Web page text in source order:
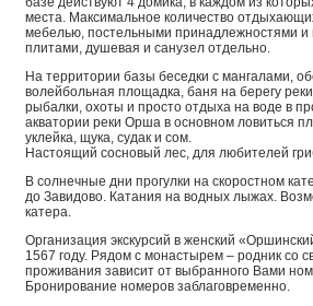
места. Максимальное количество
мебелью, постельными принадлежностями и
плитами, душевая и санузел отдельно.
На территории базы беседки с мангалами,
волейбольная площадка, баня на берегу
рыбалки, охоты и просто отдыха на воде в
акватории реки Орша в основном ловиться
уклейка, щука, судак и сом.
Настоящий сосновый лес, для любителей
В солнечные дни прогулки на скоростном
до Завидово. Катания на водных лыжах.
катера.
Организация экскурсий в женский
1567 году. Рядом с монастырем – родник со
проживания зависит от выбранного Вами
Бронирование номеров заблаговременно.